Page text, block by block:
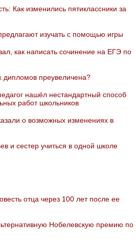
Как изменились пятиклассники за
изучать с помощью игры
как написать сочинение на ЕГЭ по
дипломов преувеличена?
нашёл нестандартный способ
работ школьников
о возможных изменениях в
и сестер учиться в одной школе
отца через 100 лет после ее
Нобелевскую премию по